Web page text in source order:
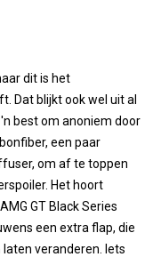
dit is het
Dat blijkt ook wel uit al
best om anoniem door
een paar
om af te toppen
Het hoort
GT Black Series
een extra flap, die
veranderen. Iets